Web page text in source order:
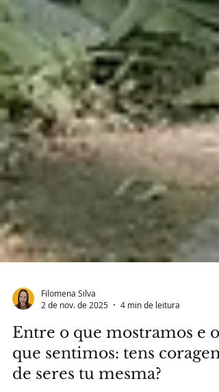
Filomena Silva
2 de nov. de 2025
4 min de leitura